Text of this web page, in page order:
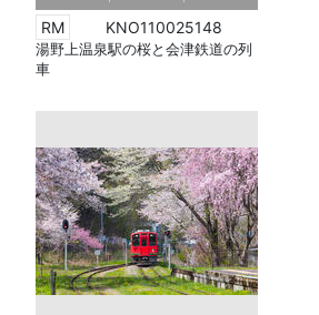
KNO110025148
湯野上温泉駅の桜と会津鉄道の列
車